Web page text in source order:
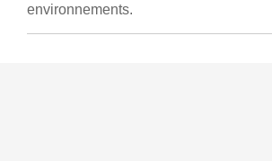
environnements.